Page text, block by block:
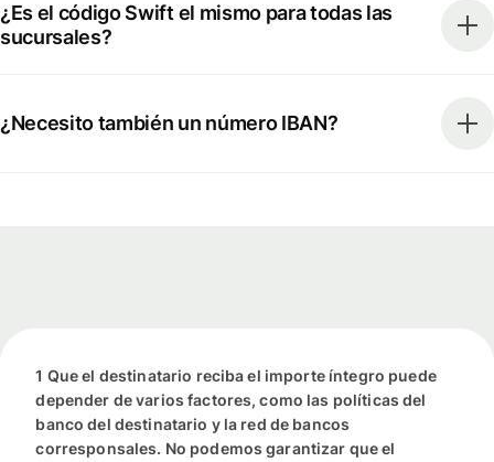
¿Es el código Swift el mismo para todas las
sucursales?
¿Necesito también un número IBAN?
1 Que el destinatario reciba el importe íntegro puede
depender de varios factores, como las políticas del
banco del destinatario y la red de bancos
corresponsales. No podemos garantizar que el